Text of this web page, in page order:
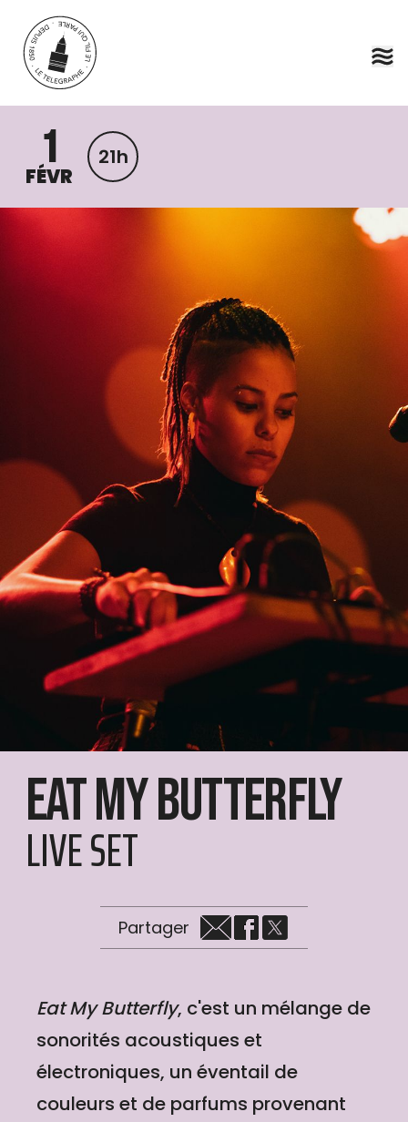
Aller au contenu principal
1
FÉVR
21h
Eat my butterfly
LIVE SET
Partager
Eat My Butterfly, c'est un mélange de
sonorités acoustiques et
électroniques, un éventail de
couleurs et de parfums provenant